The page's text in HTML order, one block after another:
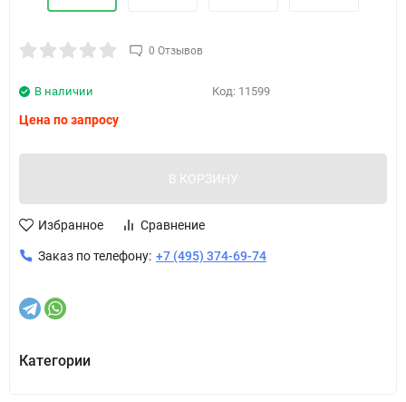
0 Отзывов
Код: 11599
В наличии
Цена по запросу
В КОРЗИНУ
Избранное Сравнение
Заказ по телефону: +7 (495) 374-69-74
Категории